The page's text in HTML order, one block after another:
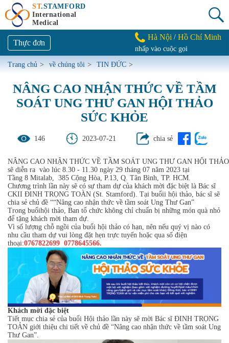
ST.STAMFORD
International
Medical
Thực đơn
Hà Nội / Hồ Chí Minh
nhấp vào cuộc gọi
Trang chủ > về chúng tôi > TIN ĐỨC >
NÂNG CAO NHẬN THỨC VỀ TẦM
SOÁT UNG THƯ GAN HỘI THẢO
SỨC KHỎE
146 2023-07-21 chia sẻ
NÂNG CAO NHẬN THỨC VỀ TẦM SOÁT UNG THƯ GAN HỘI
sẽ diễn ra vào lúc 8.30 - 11.30 ngày 29 tháng 07 năm 2023 tại
Tầng 8 Mitalab, 385 Cộng Hòa, P.13, Q. Tân Bình, TP. HCM.
Chương trình lần này sẽ có sự tham dự của khách mời đặc biệt là Bác sĩ
CKII ĐINH TRỌNG TOÀN (St. Stamford). Tại buổii hội thảo, bác sĩ sẽ
chia sẻ chủ đề ““Nâng cao nhận thức về tầm soát Ung Thư Gan”
Trong buổihội thảo, Ban tổ chức không chỉ chuẩn bị những món quà nhỏ
để tặng khách mời tham dự.
Vì số lượng chỗ ngồi của buổi hội thảo có hạn, nên nếu quý vị nào có
nhu cầu tham dự vui lòng đặt hẹn trực tuyến hoặc qua số điện
thoại:0767822699 0778645566.
Khách mời đặc biệt
Tiết mục chia sẻ của buổi Hội thảo lần này sẽ mời Bác sĩ ĐINH TRỌNG
TOẢN giới thiệu chi tiết về chủ đề “Nâng cao nhận thức về tầm soát Ung
Thư Gan”.